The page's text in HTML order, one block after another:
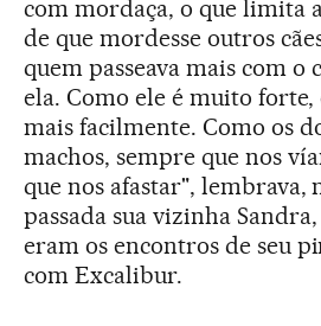
com mordaça, o que limita
de que mordesse outros
quem passeava mais com o
ela. Como ele é muito
mais facilmente. Como os
machos, sempre que nos
que nos afastar", lembrava,
passada sua vizinha
eram os encontros de seu
com Excalibur.